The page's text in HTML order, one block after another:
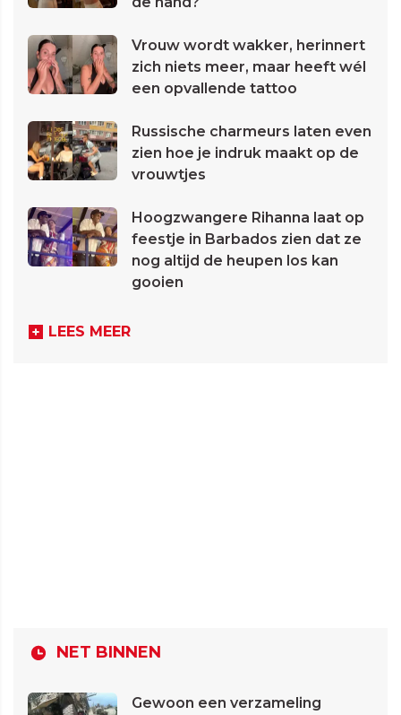
Vrouw wordt wakker, herinnert
zich niets meer, maar heeft wél
een opvallende tattoo
Russische charmeurs laten even
zien hoe je indruk maakt op de
vrouwtjes
Hoogzwangere Rihanna laat op
feestje in Barbados zien dat ze
nog altijd de heupen los kan
gooien
LEES MEER
NET BINNEN
Gewoon een verzameling